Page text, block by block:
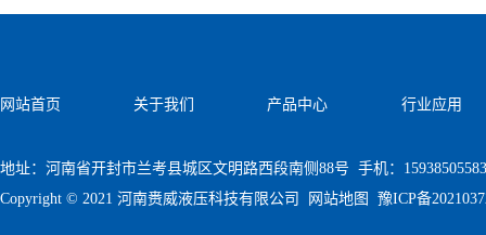
网站首页 关于我们 产品中心 行业应用
地址：河南省开封市兰考县城区文明路西段南侧88号 手机：
Copyright © 2021 河南赉威液压科技有限公司
网站地图 豫ICP备